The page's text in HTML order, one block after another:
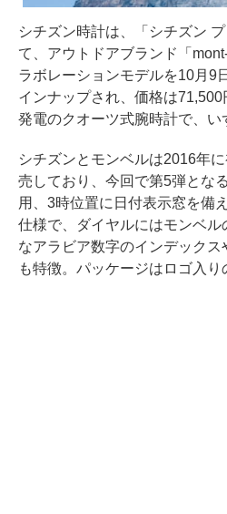
シチズン時計は、「シチズン
て、アウトドアブランド「
ラボレーションモデルを10月9
インナップされ、価格は
発電のクオーツ式腕時計で、い
シチズンとモンベルは2016年
売しており、今回で第5弾とな
用、3時位置に日付表示窓を備
仕様で、ダイヤルにはモンベル
なアラビア数字のインデック
も特徴。パッケージはロゴ入り